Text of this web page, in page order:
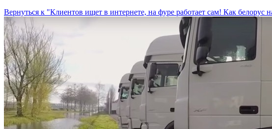
Вернуться к "Клиентов ищет в интернете, на фуре работает сам! Как белорус